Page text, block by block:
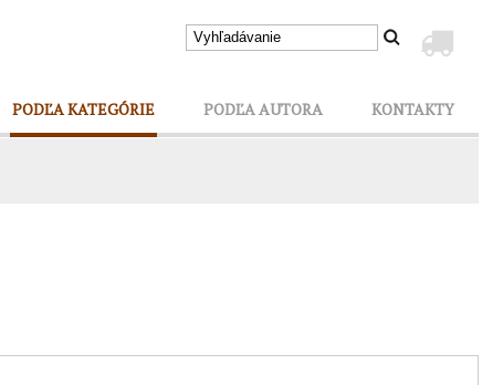
PODĽA KATEGÓRIE PODĽA AUTORA KONTAKTY